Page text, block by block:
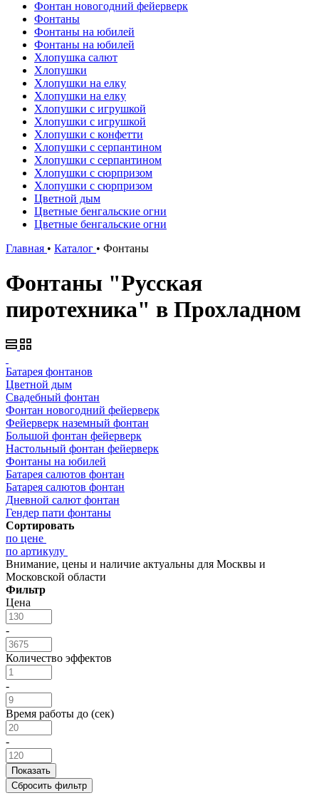
Фонтан новогодний фейерверк
Фонтаны
Фонтаны на юбилей
Фонтаны на юбилей
Хлопушка салют
Хлопушки
Хлопушки на елку
Хлопушки на елку
Хлопушки с игрушкой
Хлопушки с игрушкой
Хлопушки с конфетти
Хлопушки с серпантином
Хлопушки с серпантином
Хлопушки с сюрпризом
Хлопушки с сюрпризом
Цветной дым
Цветные бенгальские огни
Цветные бенгальские огни
Главная • Каталог • Фонтаны
Фонтаны "Русская
пиротехника" в Прохладном
Батарея фонтанов
Цветной дым
Свадебный фонтан
Фонтан новогодний фейерверк
Фейерверк наземный фонтан
Большой фонтан фейерверк
Настольный фонтан фейерверк
Фонтаны на юбилей
Батарея салютов фонтан
Батарея салютов фонтан
Дневной салют фонтан
Гендер пати фонтаны
Сортировать
по цене
по артикулу
Внимание, цены и наличие актуальны для Москвы и
Московской области
Фильтр
Цена
-
Количество эффектов
-
Время работы до (сек)
-